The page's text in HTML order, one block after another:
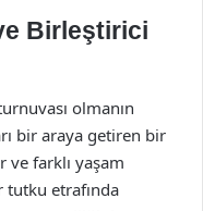
Birleştirici
olmanın
bir araya getiren bir
ve farklı yaşam
tutku etrafında